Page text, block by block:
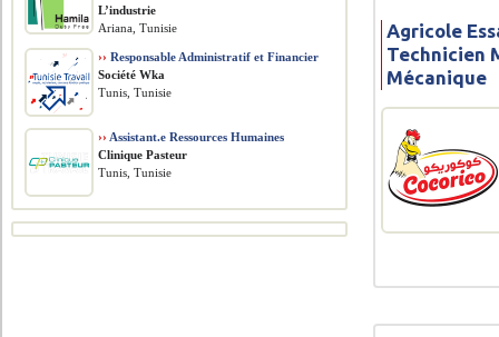
Agricole
Technicien
Mécanique
L’industrie
Ariana, Tunisie
›› Responsable Administratif et Financier
Société Wka
Tunis, Tunisie
›› Assistant.e Ressources Humaines
Clinique Pasteur
Tunis, Tunisie